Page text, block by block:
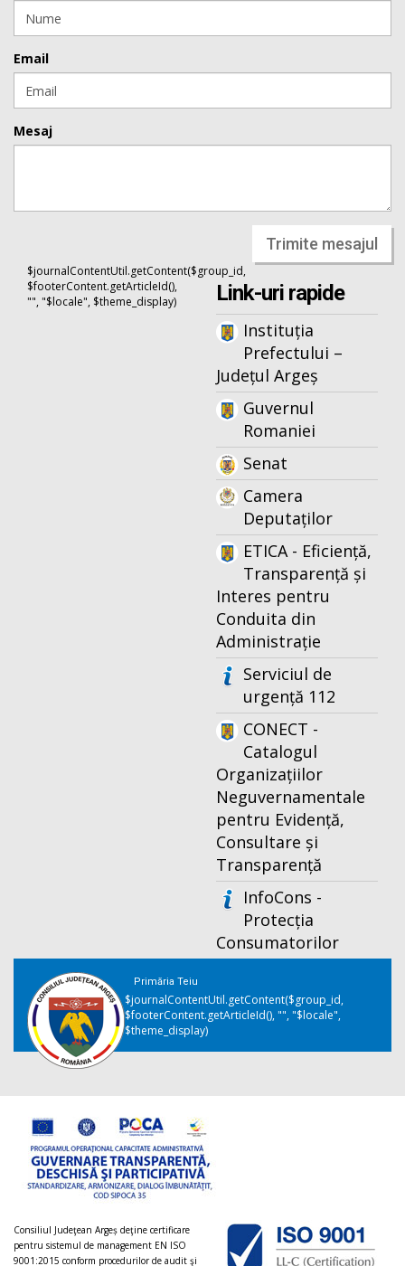
Email
Mesaj
Trimite mesajul
$journalContentUtil.getContent($group_id,
$footerContent.getArticleId(),
"", "$locale", $theme_display)
Link-uri rapide
Instituția
Prefectului –
Județul Argeș
Guvernul
Romaniei
Senat
Camera
Deputaților
ETICA - Eficiență,
Transparență și
Interes pentru
Conduita din
Administrație
Serviciul de
urgență 112
CONECT -
Catalogul
Organizațiilor
Neguvernamentale
pentru Evidență,
Consultare și
Transparență
InfoCons -
Protecția
Consumatorilor
Primăria Teiu
$journalContentUtil.getContent($group_id,
$footerContent.getArticleId(), "", "$locale",
$theme_display)
Consiliul Judeţean Argeș deţine certificare
pentru sistemul de management EN ISO
9001:2015 conform procedurilor de audit şi